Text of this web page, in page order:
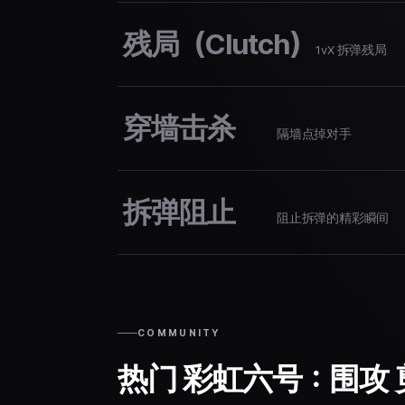
残局（Clutch）1vX 拆弹残局
穿墙击杀 隔墙点掉对手
拆弹阻止 阻止拆弹的精彩瞬间
COMMUNITY
热门 彩虹六号：围攻